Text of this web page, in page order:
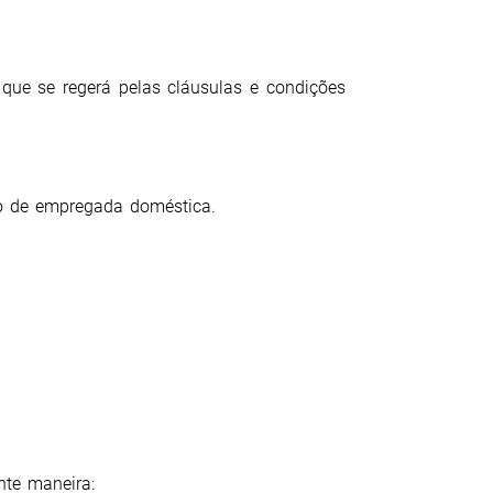
se regerá pelas cláusulas e condições
empregada doméstica.
maneira: